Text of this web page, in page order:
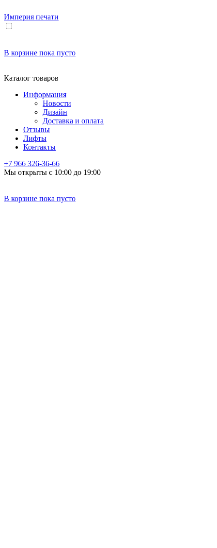
Империя печати
В корзине пока пусто
Каталог товаров
Информация
Новости
Дизайн
Доставка и оплата
Отзывы
Лифты
Контакты
+7 966 326-36-66
Мы открыты с 10:00 до 19:00
В корзине пока пусто